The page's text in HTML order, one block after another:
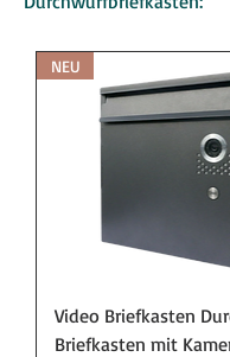
NEU
Video Briefkasten
Briefkasten mit